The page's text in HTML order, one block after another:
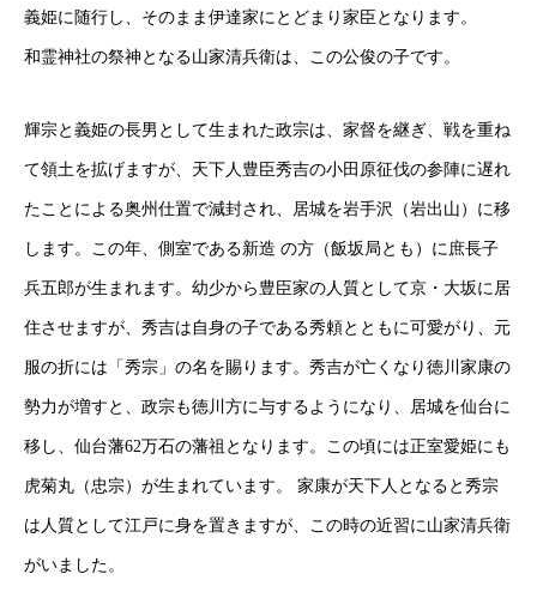
義姫に随行し、そのまま伊達家にとどまり家臣となります。
和霊神社の祭神となる山家清兵衛は、この公俊の子です。
輝宗と義姫の長男として生まれた政宗は、家督を継ぎ、戦を重ね
て領土を拡げますが、天下人豊臣秀吉の小田原征伐の参陣に遅れ
たことによる奥州仕置で減封され、居城を岩手沢（岩出山）に移
します。この年、側室である新造 の方（飯坂局とも）に庶長子
兵五郎が生まれます。幼少から豊臣家の人質として京・大坂に居
住させますが、秀吉は自身の子である秀頼とともに可愛がり、元
服の折には「秀宗」の名を賜ります。秀吉が亡くなり徳川家康の
勢力が増すと、政宗も徳川方に与するようになり、居城を仙台に
移し、仙台藩62万石の藩祖となります。この頃には正室愛姫にも
虎菊丸（忠宗）が生まれています。 家康が天下人となると秀宗
は人質として江戸に身を置きますが、この時の近習に山家清兵衛
がいました。